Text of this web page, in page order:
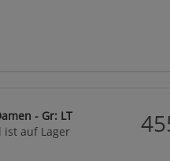
- Gr: LT
auf Lager